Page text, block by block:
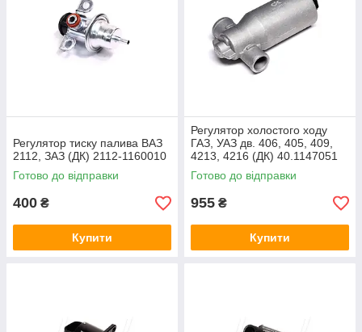
Регулятор тиску палива ВАЗ
2112, ЗАЗ (ДК) 2112-1160010
Готово до відправки
400 ₴
Купити
Регулятор холостого ходу
ГАЗ, УАЗ дв. 406, 405, 409,
4213, 4216 (ДК) 40.1147051
Готово до відправки
955 ₴
Купити